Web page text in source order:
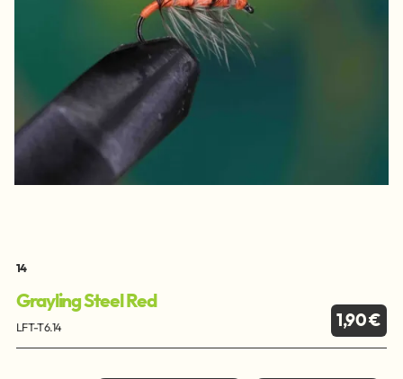
14
Grayling Steel Red
LFT-T6.14 1,90 €